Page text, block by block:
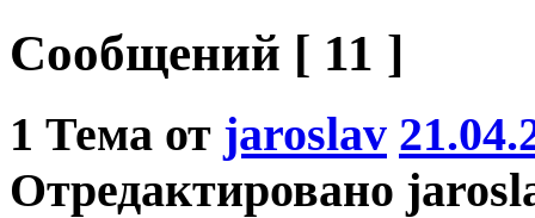
Сообщений [ 11 ]
1 Тема от jaroslav
Отредактировано